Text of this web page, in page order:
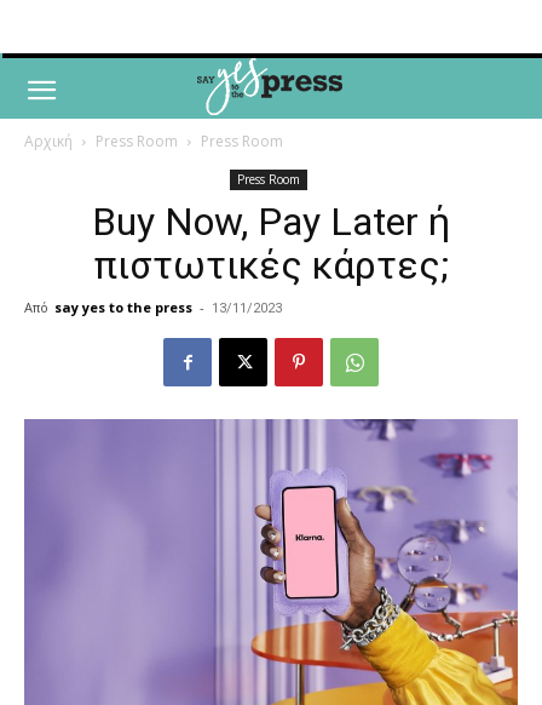
Αρχική Press Room Press Room
Press Room
Buy Now, Pay Later ή
πιστωτικές κάρτες;
Από say yes to the press - 13/11/2023